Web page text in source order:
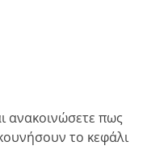
ανακοινώσετε πως
το κεφάλι